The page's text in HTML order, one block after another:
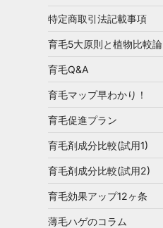
特定商取引法記載事項
育毛5大原則と植物比較論
育毛Q&A
育毛マップ早わかり！
育毛促進プラン
育毛剤成分比較(試用1)
育毛剤成分比較(試用2)
育毛効果アップ12ヶ条
薄毛ハゲのコラム